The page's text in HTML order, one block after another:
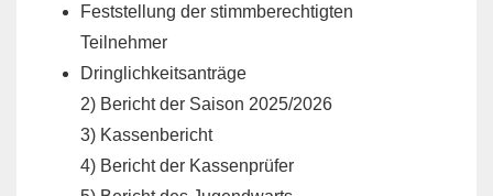
Feststellung der stimmberechtigten
Teilnehmer
Dringlichkeitsanträge
2) Bericht der Saison 2025/2026
3) Kassenbericht
4) Bericht der Kassenprüfer